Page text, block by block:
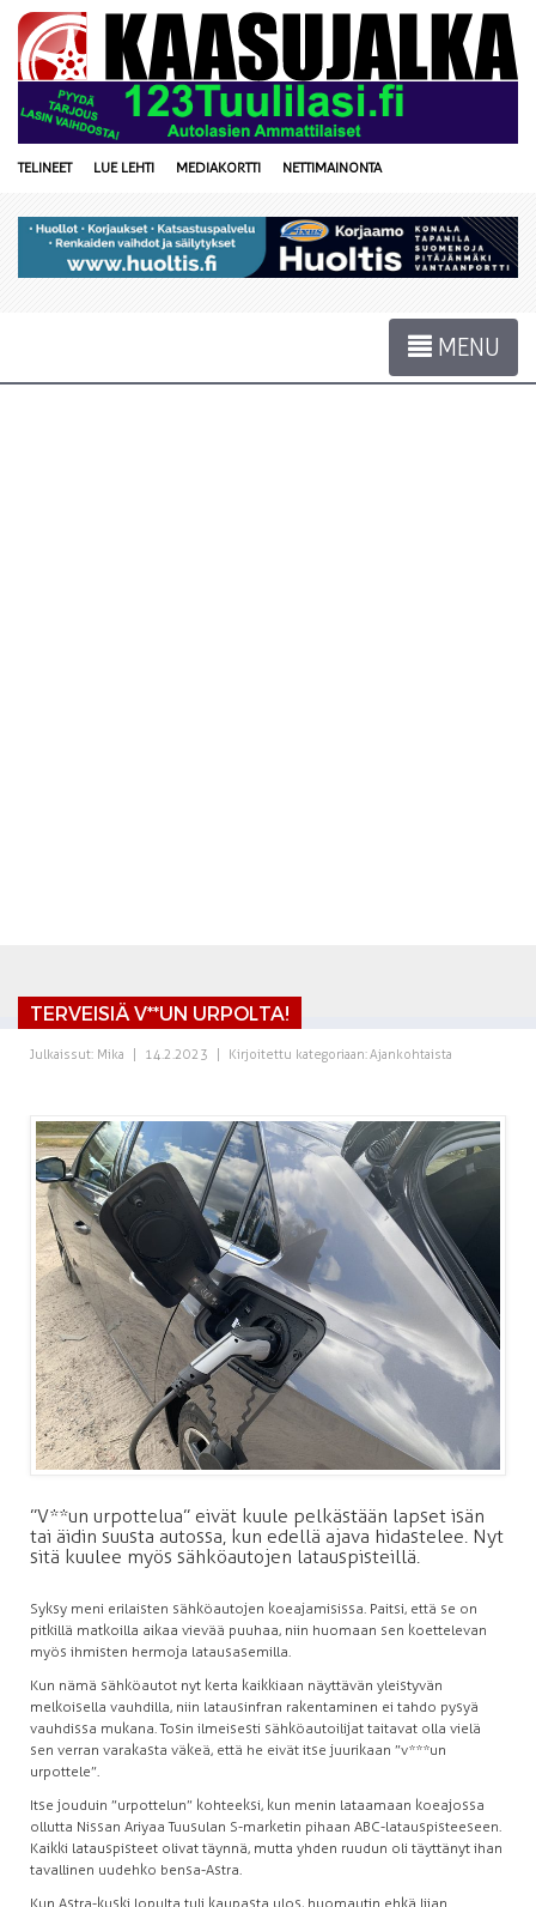
TELINEET LUE LEHTI MEDIAKORTTI NETTIMAINONTA
MENU
TERVEISIÄ V**UN URPOLTA!
Julkaissut: Mika 14.2.2023 Kirjoitettu kategoriaan:Ajankohtaista
”V**un urpottelua” eivät kuule pelkästään lapset isän
tai äidin suusta autossa, kun edellä ajava hidastelee. Nyt
sitä kuulee myös sähköautojen latauspisteillä.
Syksy meni erilaisten sähköautojen koeajamisissa. Paitsi, että se on
pitkillä matkoilla aikaa vievää puuhaa, niin huomaan sen koettelevan
myös ihmisten hermoja latausasemilla.
Kun nämä sähköautot nyt kerta kaikkiaan näyttävän yleistyvän
melkoisella vauhdilla, niin latausinfran rakentaminen ei tahdo pysyä
vauhdissa mukana. Tosin ilmeisesti sähköautoilijat taitavat olla vielä
sen verran varakasta väkeä, että he eivät itse juurikaan ”v***un
urpottele”.
Itse jouduin ”urpottelun” kohteeksi, kun menin lataamaan koeajossa
ollutta Nissan Ariyaa Tuusulan S-marketin pihaan ABC-latauspisteeseen.
Kaikki latauspisteet olivat täynnä, mutta yhden ruudun oli täyttänyt ihan
tavallinen uudehko bensa-Astra.
Kun Astra-kuski lopulta tuli kaupasta ulos, huomautin ehkä liian